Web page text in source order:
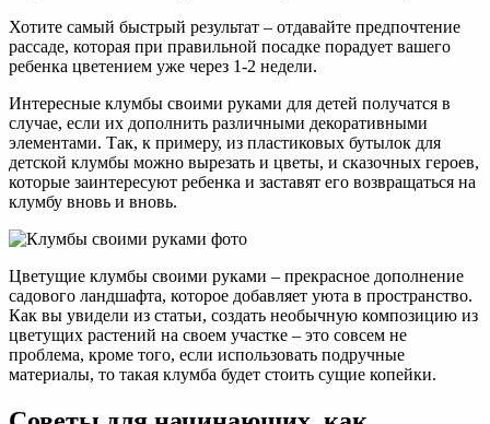
Хотите самый быстрый результат – отдавайте предпочтение
рассаде, которая при правильной посадке порадует вашего
ребенка цветением уже через 1-2 недели.
Интересные клумбы своими руками для детей получатся в
случае, если их дополнить различными декоративными
элементами. Так, к примеру, из пластиковых бутылок для
детской клумбы можно вырезать и цветы, и сказочных героев,
которые заинтересуют ребенка и заставят его возвращаться на
клумбу вновь и вновь.
Цветущие клумбы своими руками – прекрасное дополнение
садового ландшафта, которое добавляет уюта в пространство.
Как вы увидели из статьи, создать необычную композицию из
цветущих растений на своем участке – это совсем не
проблема, кроме того, если использовать подручные
материалы, то такая клумба будет стоить сущие копейки.